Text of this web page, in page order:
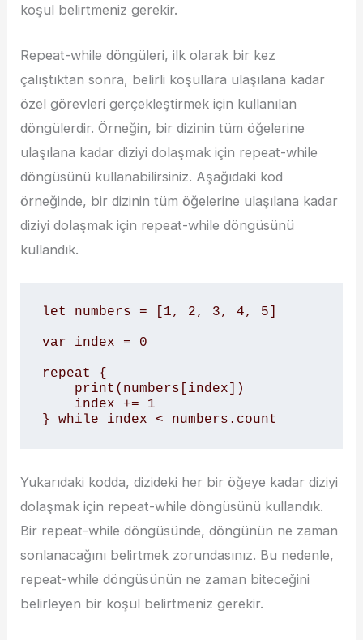
koşul belirtmeniz gerekir.
Repeat-while döngüleri, ilk olarak bir kez
çalıştıktan sonra, belirli koşullara ulaşılana kadar
özel görevleri gerçekleştirmek için kullanılan
döngülerdir. Örneğin, bir dizinin tüm öğelerine
ulaşılana kadar diziyi dolaşmak için repeat-while
döngüsünü kullanabilirsiniz. Aşağıdaki kod
örneğinde, bir dizinin tüm öğelerine ulaşılana kadar
diziyi dolaşmak için repeat-while döngüsünü
kullandık.
let numbers = [1, 2, 3, 4, 5]
var index = 0
repeat {
} while index < numbers.count
Yukarıdaki kodda, dizideki her bir öğeye kadar diziyi
dolaşmak için repeat-while döngüsünü kullandık.
Bir repeat-while döngüsünde, döngünün ne zaman
sonlanacağını belirtmek zorundasınız. Bu nedenle,
repeat-while döngüsünün ne zaman biteceğini
belirleyen bir koşul belirtmeniz gerekir.